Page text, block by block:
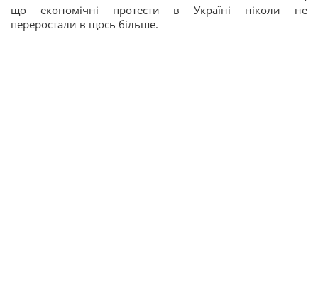
що економічні протести в Україні ніколи не
переростали в щось більше.